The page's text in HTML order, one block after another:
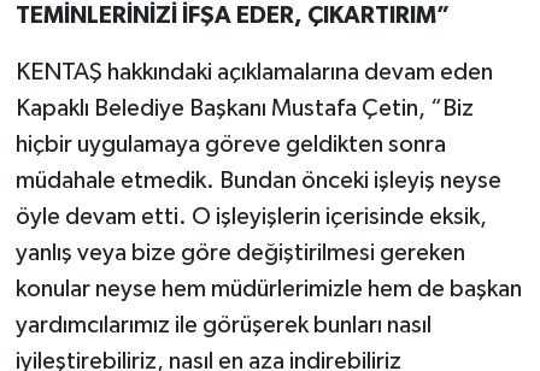
TEMİNLERİNİZİ İFŞA EDER, ÇIKARTIRIM”
KENTAŞ hakkındaki açıklamalarına devam eden
Kapaklı Belediye Başkanı Mustafa Çetin, “Biz
hiçbir uygulamaya göreve geldikten sonra
müdahale etmedik. Bundan önceki işleyiş neyse
öyle devam etti. O işleyişlerin içerisinde eksik,
yanlış veya bize göre değiştirilmesi gereken
konular neyse hem müdürlerimizle hem de başkan
yardımcılarımız ile görüşerek bunları nasıl
iyileştirebiliriz, nasıl en aza indirebiliriz